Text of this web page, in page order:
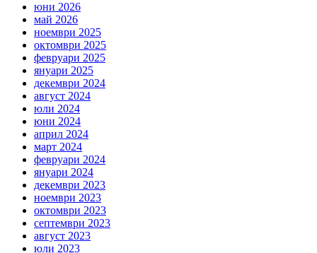
юни 2026
май 2026
ноември 2025
октомври 2025
февруари 2025
януари 2025
декември 2024
август 2024
юли 2024
юни 2024
април 2024
март 2024
февруари 2024
януари 2024
декември 2023
ноември 2023
октомври 2023
септември 2023
август 2023
юли 2023